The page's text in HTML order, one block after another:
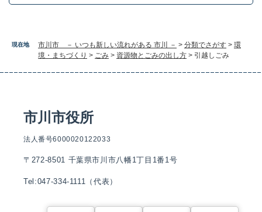
現在地 市川市 － いつも新しい流れがある 市川 － > 分類でさがす > 環
境・まちづくり > ごみ > 資源物とごみの出し方 > 引越しごみ
市川市役所
法人番号6000020122033
〒272-8501 千葉県市川市八幡1丁目1番1号
Tel:047-334-1111（代表）